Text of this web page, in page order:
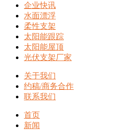
企业快讯
水面漂浮
柔性支架
太阳能跟踪
太阳能屋顶
光伏支架厂家
关于我们
约稿/商务合作
联系我们
首页
新闻